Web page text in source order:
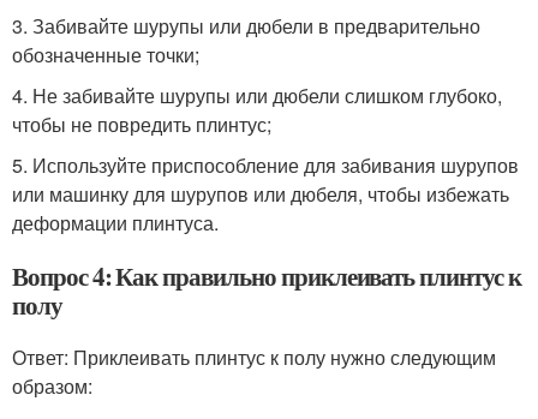
3. Забивайте шурупы или дюбели в предварительно
обозначенные точки;
4. Не забивайте шурупы или дюбели слишком глубоко,
чтобы не повредить плинтус;
5. Используйте приспособление для забивания шурупов
или машинку для шурупов или дюбеля, чтобы избежать
деформации плинтуса.
Вопрос 4: Как правильно приклеивать плинтус к
полу
Ответ: Приклеивать плинтус к полу нужно следующим
образом: